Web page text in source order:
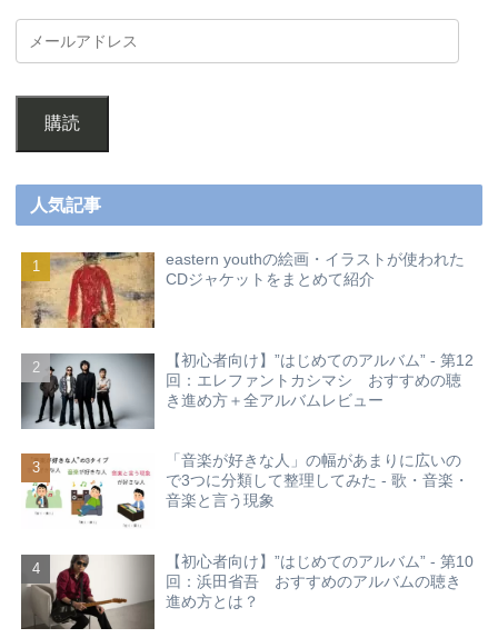
購読
人気記事
eastern youthの絵画・イラストが使われた
CDジャケットをまとめて紹介
【初心者向け】”はじめてのアルバム” - 第12
回：エレファントカシマシ おすすめの聴
き進め方＋全アルバムレビュー
「音楽が好きな人」の幅があまりに広いの
で3つに分類して整理してみた - 歌・音楽・
音楽と言う現象
【初心者向け】”はじめてのアルバム” - 第10
回：浜田省吾 おすすめのアルバムの聴き
進め方とは？